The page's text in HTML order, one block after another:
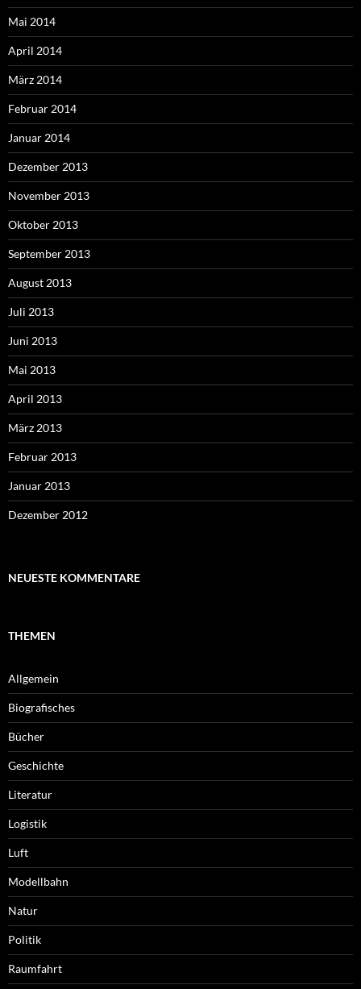
Mai 2014
April 2014
März 2014
Februar 2014
Januar 2014
Dezember 2013
November 2013
Oktober 2013
September 2013
August 2013
Juli 2013
Juni 2013
Mai 2013
April 2013
März 2013
Februar 2013
Januar 2013
Dezember 2012
NEUESTE KOMMENTARE
THEMEN
Allgemein
Biografisches
Bücher
Geschichte
Literatur
Logistik
Luft
Modellbahn
Natur
Politik
Raumfahrt